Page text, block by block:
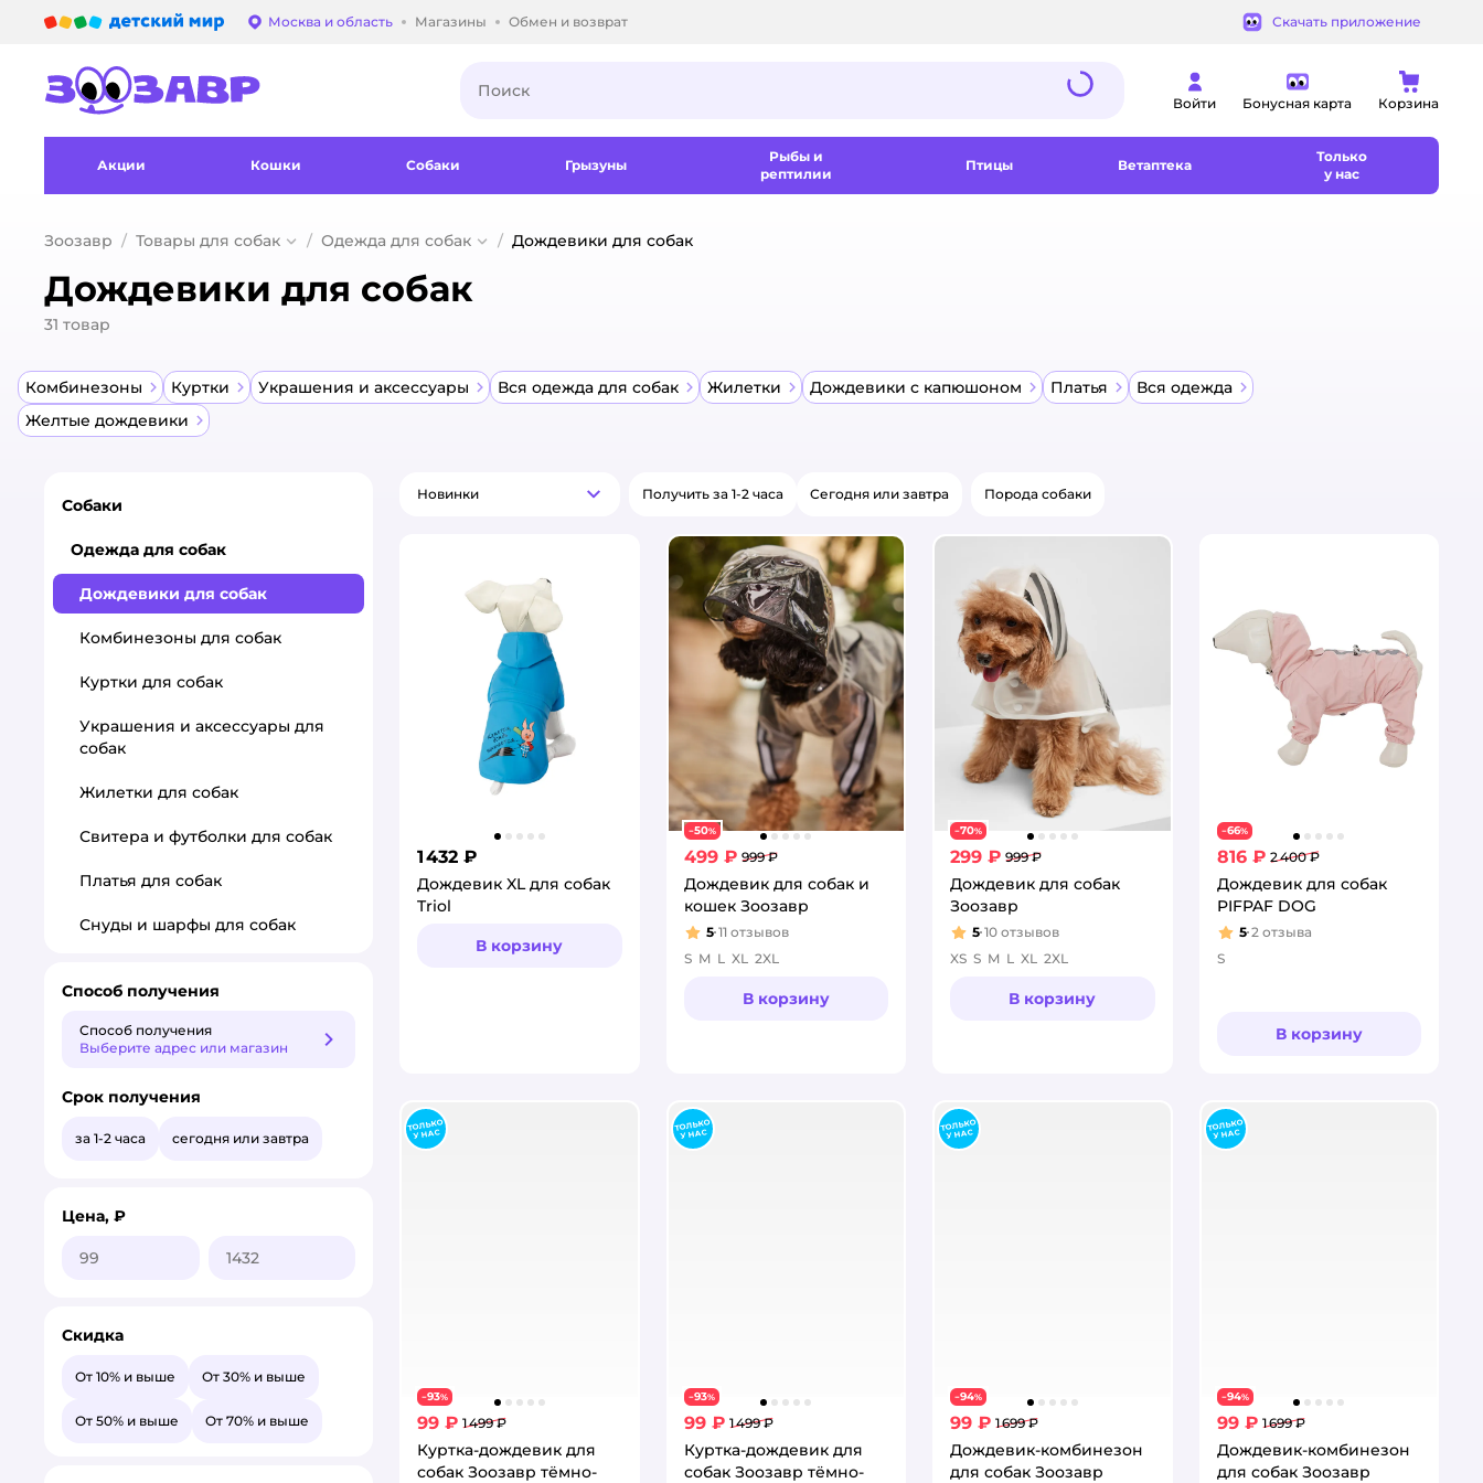
Выбор адреса доставки.
Москва и область Магазины Обмен и возврат Скачать приложение
Войти Бонусная карта Корзина
Акции Кошки Собаки Грызуны
Рыбы и
рептилии
Птицы Ветаптека
Только
у нас
Зоозавр Товары для собак Одежда для собак Дождевики для собак
Дождевики для собак
31 товар
Комбинезоны Куртки Украшения и аксессуары Вся одежда для собак Жилетки Дождевики с капюшоном Платья
Вся одежда
Желтые дождевики
Новинки Получить за 1-2 часа Сегодня или завтра Порода собаки
1 432 ₽
Дождевик XL для собак
Triol
В корзину
−50%
499 ₽ 999 ₽
Дождевик для собак и
кошек Зоозавр
Рейтинг:
5 11 отзывов
S M L XL 2XL
В корзину
−70%
299 ₽ 999 ₽
Дождевик для собак
Зоозавр
Рейтинг:
5 10 отзывов
XS S M L XL 2XL
В корзину
−66%
816 ₽ 2 400 ₽
Дождевик для собак
PIFPAF DOG
Рейтинг:
5 2 отзыва
S
В корзину
−93%
99 ₽ 1 499 ₽
Куртка-дождевик для
собак Зоозавр тёмно-
−93%
99 ₽ 1 499 ₽
Куртка-дождевик для
собак Зоозавр тёмно-
−94%
99 ₽ 1 699 ₽
Дождевик-комбинезон
для собак Зоозавр
−94%
99 ₽ 1 699 ₽
Дождевик-комбинезон
для собак Зоозавр
Собаки
Одежда для собак
Дождевики для собак
Комбинезоны для собак
Куртки для собак
Украшения и аксессуары для
собак
Жилетки для собак
Свитера и футболки для собак
Платья для собак
Снуды и шарфы для собак
Способ получения
Способ получения
Выберите адрес или магазин
Способ получения
Срок получения
за 1-2 часа сегодня или завтра
Цена, ₽
Скидка
От 10% и выше От 30% и выше
От 50% и выше От 70% и выше